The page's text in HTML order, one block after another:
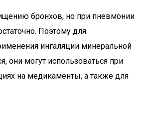
бронхов, но при пневмонии
Поэтому для
ингаляции минеральной
они могут использоваться при
на медикаменты, а также для